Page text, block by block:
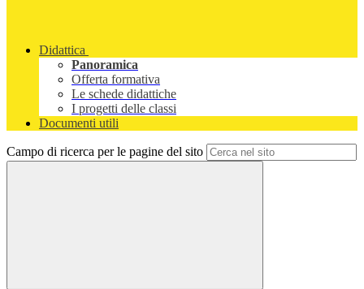
Didattica
Panoramica
Offerta formativa
Le schede didattiche
I progetti delle classi
Documenti utili
Campo di ricerca per le pagine del sito